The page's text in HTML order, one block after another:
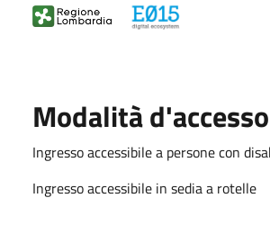
Modalità d'accesso
Ingresso accessibile a persone con
Ingresso accessibile in sedia a rotelle